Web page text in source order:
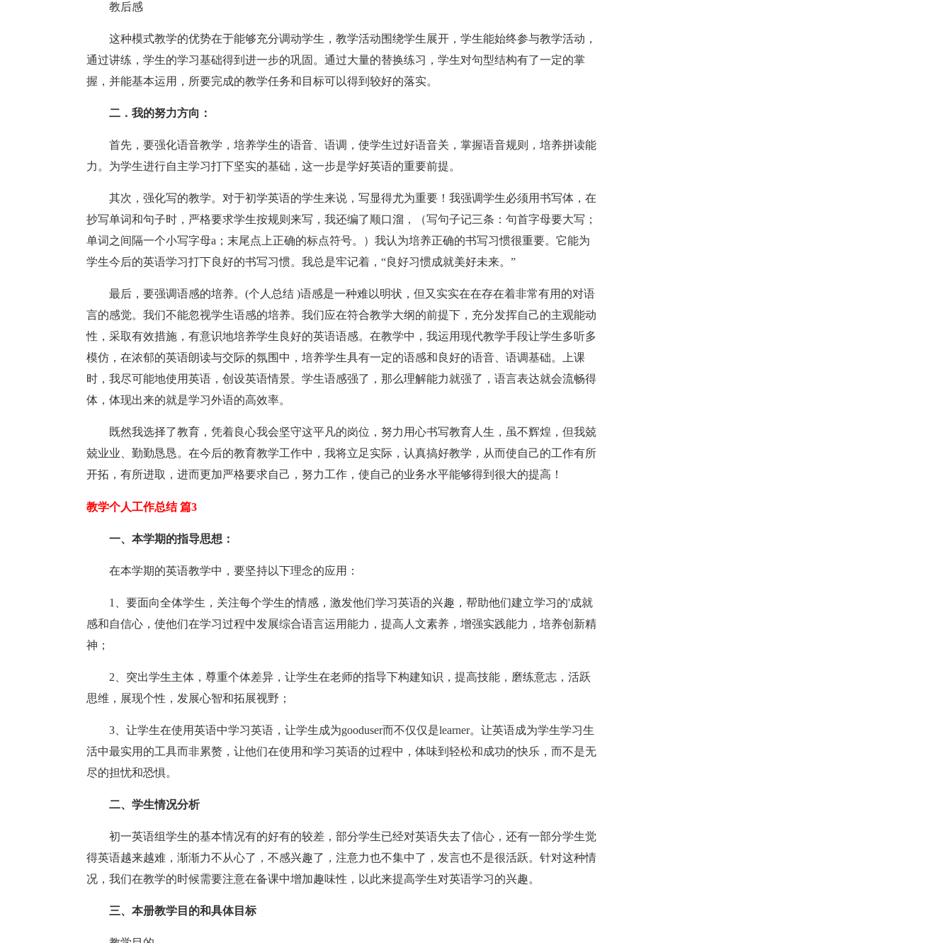
教后感
这种模式教学的优势在于能够充分调动学生，教学活动围绕学生展开，学生能始终参与教学活动，
通过讲练，学生的学习基础得到进一步的巩固。通过大量的替换练习，学生对句型结构有了一定的掌
握，并能基本运用，所要完成的教学任务和目标可以得到较好的落实。
二．我的努力方向：
首先，要强化语音教学，培养学生的语音、语调，使学生过好语音关，掌握语音规则，培养拼读能
力。为学生进行自主学习打下坚实的基础，这一步是学好英语的重要前提。
其次，强化写的教学。对于初学英语的学生来说，写显得尤为重要！我强调学生必须用书写体，在
抄写单词和句子时，严格要求学生按规则来写，我还编了顺口溜，（写句子记三条：句首字母要大写；
单词之间隔一个小写字母a；末尾点上正确的标点符号。）我认为培养正确的书写习惯很重要。它能为
学生今后的英语学习打下良好的书写习惯。我总是牢记着，“良好习惯成就美好未来。”
最后，要强调语感的培养。(个人总结 )语感是一种难以明状，但又实实在在存在着非常有用的对语
言的感觉。我们不能忽视学生语感的培养。我们应在符合教学大纲的前提下，充分发挥自己的主观能动
性，采取有效措施，有意识地培养学生良好的英语语感。在教学中，我运用现代教学手段让学生多听多
模仿，在浓郁的英语朗读与交际的氛围中，培养学生具有一定的语感和良好的语音、语调基础。上课
时，我尽可能地使用英语，创设英语情景。学生语感强了，那么理解能力就强了，语言表达就会流畅得
体，体现出来的就是学习外语的高效率。
既然我选择了教育，凭着良心我会坚守这平凡的岗位，努力用心书写教育人生，虽不辉煌，但我兢
兢业业、勤勤恳恳。在今后的教育教学工作中，我将立足实际，认真搞好教学，从而使自己的工作有所
开拓，有所进取，进而更加严格要求自己，努力工作，使自己的业务水平能够得到很大的提高！
教学个人工作总结 篇3
一、本学期的指导思想：
在本学期的英语教学中，要坚持以下理念的应用：
1、要面向全体学生，关注每个学生的情感，激发他们学习英语的兴趣，帮助他们建立学习的'成就
感和自信心，使他们在学习过程中发展综合语言运用能力，提高人文素养，增强实践能力，培养创新精
神；
2、突出学生主体，尊重个体差异，让学生在老师的指导下构建知识，提高技能，磨练意志，活跃
思维，展现个性，发展心智和拓展视野；
3、让学生在使用英语中学习英语，让学生成为gooduser而不仅仅是learner。让英语成为学生学习生
活中最实用的工具而非累赘，让他们在使用和学习英语的过程中，体味到轻松和成功的快乐，而不是无
尽的担忧和恐惧。
二、学生情况分析
初一英语组学生的基本情况有的好有的较差，部分学生已经对英语失去了信心，还有一部分学生觉
得英语越来越难，渐渐力不从心了，不感兴趣了，注意力也不集中了，发言也不是很活跃。针对这种情
况，我们在教学的时候需要注意在备课中增加趣味性，以此来提高学生对英语学习的兴趣。
三、本册教学目的和具体目标